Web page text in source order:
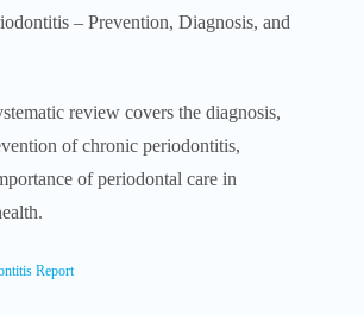
– Prevention, Diagnosis, and
review covers the diagnosis,
of chronic periodontitis,
of periodontal care in
Report